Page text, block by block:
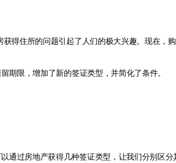
得住所的问题引起了人们的极大兴趣。现在，
期限，增加了新的签证类型，并简化了条件。
通过房地产获得几种签证类型，让我们分别区分